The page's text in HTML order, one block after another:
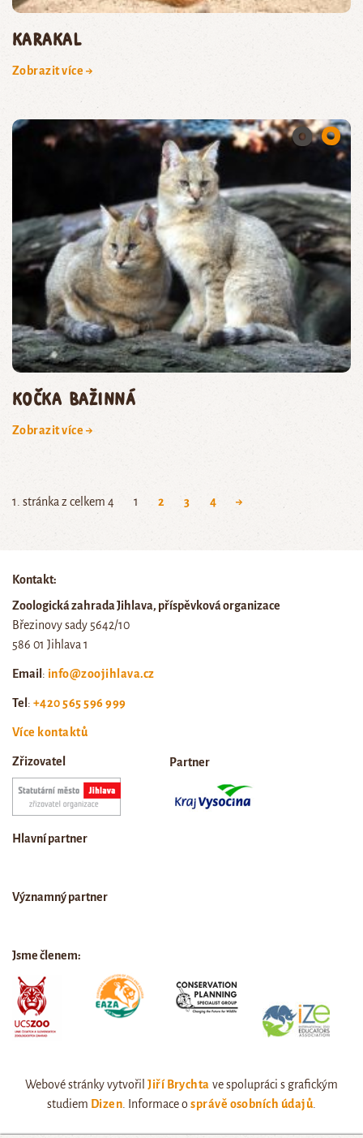
karakal
Zobrazit více →
kočka bažinná
Zobrazit více →
1. stránka z celkem 4 1 2 3 4 →
Kontakt:
Zoologická zahrada Jihlava, příspěvková organizace
Březinovy sady 5642/10
586 01 Jihlava 1
Email: info@zoojihlava.cz
Tel: +420 565 596 999
Více kontaktů
Zřizovatel Partner
Hlavní partner
Významný partner
Jsme členem:
Webové stránky vytvořilJiří Brychta ve spolupráci s grafickým
studiem Dizen . Informace osprávě osobních údajů